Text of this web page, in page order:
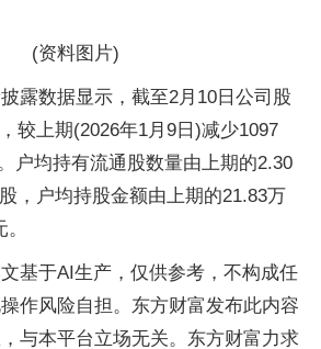
(资料图片)
露数据显示，截至2月10日公司股
较上期(2026年1月9日)减少1097
户均持有流通股数量由上期的2.30
，户均持股金额由上期的21.83万
基于AI生产，仅供参考，不构成任
作风险自担。东方财富发布此内容
与本平台立场无关。东方财富力求